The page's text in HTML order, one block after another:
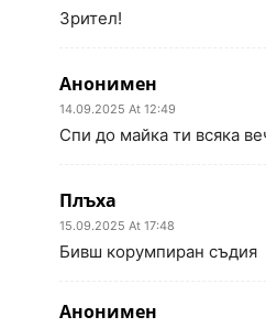
Зрител!
Анонимен
14.09.2025 At 12:49
Спи до майка ти всяка
Плъха
15.09.2025 At 17:48
Бивш корумпиран съдия
Анонимен